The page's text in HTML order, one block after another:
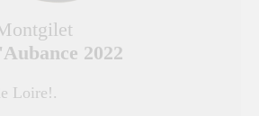
2022
Loire!.